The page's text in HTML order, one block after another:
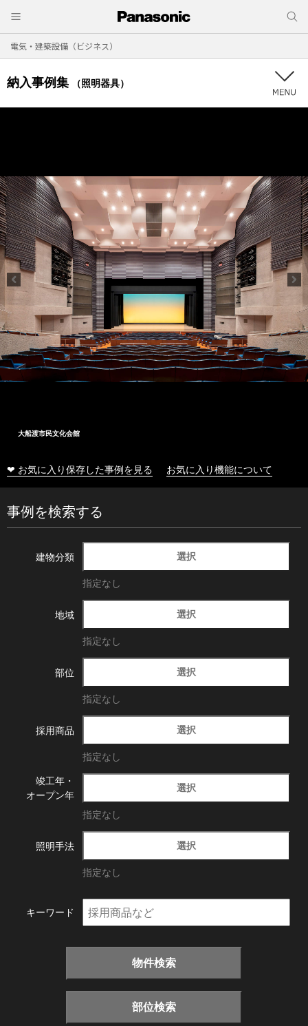
電気・建築設備（ビジネス）
納入事例集 （照明器具）
大船渡市民文化会館
❤ お気に入り保存した事例を見る お気に入り機能について
事例を検索する
建物分類 選択
指定なし
地域 選択
指定なし
部位 選択
指定なし
採用商品 選択
指定なし
竣工年・
オープン年
選択
指定なし
照明手法 選択
指定なし
キーワード
物件検索
部位検索